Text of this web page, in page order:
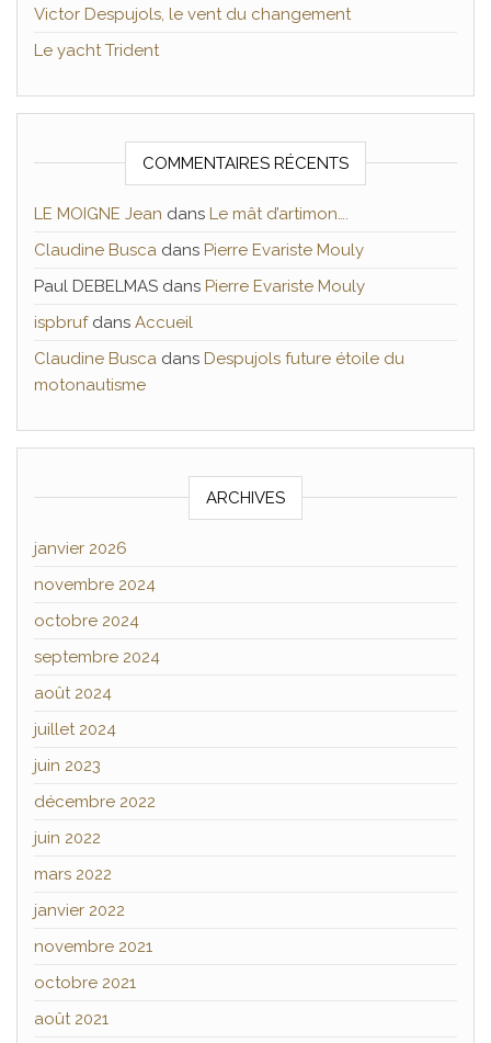
Victor Despujols, le vent du changement
Le yacht Trident
COMMENTAIRES RÉCENTS
LE MOIGNE Jean dans Le mât d’artimon….
Claudine Busca dans Pierre Evariste Mouly
Paul DEBELMAS dans Pierre Evariste Mouly
ispbrufdans Accueil
Claudine Busca dans Despujols future étoile du
motonautisme
ARCHIVES
janvier 2026
novembre 2024
octobre 2024
septembre 2024
août 2024
juillet 2024
juin 2023
décembre 2022
juin 2022
mars 2022
janvier 2022
novembre 2021
octobre 2021
août 2021